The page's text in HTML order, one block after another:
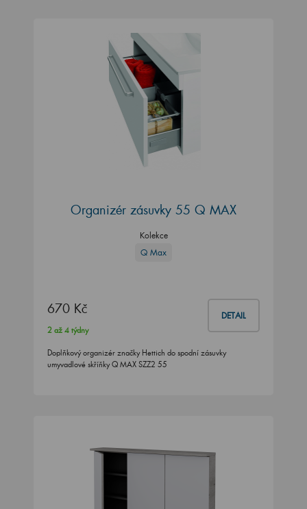
Organizér zásuvky 55 Q MAX
Kolekce
Q Max
670 Kč DETAIL
2 až 4 týdny
Doplňkový organizér značky Hettich do spodní zásuvky
umyvadlové skříňky Q MAX SZZ2 55